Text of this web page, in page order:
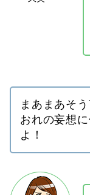
まあまあそ
おれの妄想
よ！